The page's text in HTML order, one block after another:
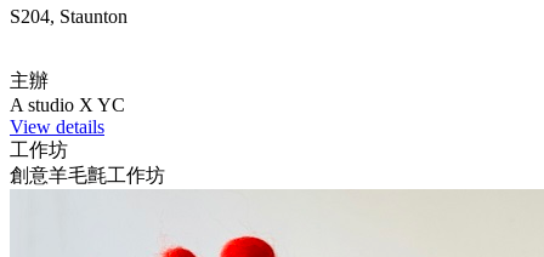
S204, Staunton
主辦
A studio X YC
View details
工作坊
創意羊毛氈工作坊